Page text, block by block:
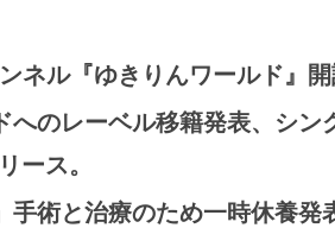
ル『ゆきりんワールド』開
のレーベル移籍発表、シン
ース。
術と治療のため一時休養発